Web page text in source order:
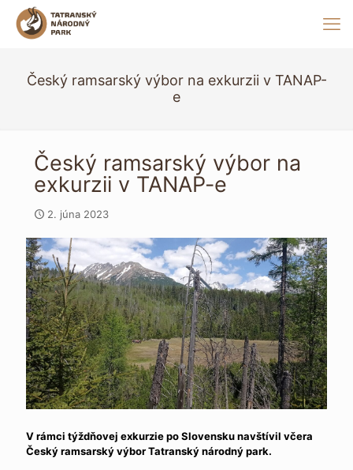
Český ramsarský výbor na exkurzii v TANAP-
e
Český ramsarský výbor na
exkurzii v TANAP-e
2. júna 2023
V rámci týždňovej exkurzie po Slovensku navštívil včera
Český ramsarský výbor Tatranský národný park.